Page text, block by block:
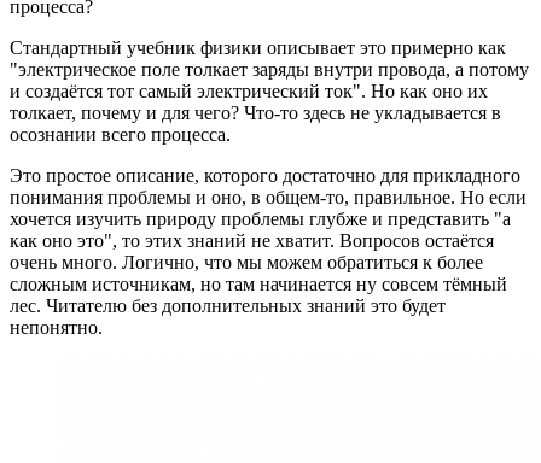
процесса?
Стандартный учебник физики описывает это примерно как
"электрическое поле толкает заряды внутри провода, а потому
и создаётся тот самый электрический ток". Но как оно их
толкает, почему и для чего? Что-то здесь не укладывается в
осознании всего процесса.
Это простое описание, которого достаточно для прикладного
понимания проблемы и оно, в общем-то, правильное. Но если
хочется изучить природу проблемы глубже и представить "а
как оно это", то этих знаний не хватит. Вопросов остаётся
очень много. Логично, что мы можем обратиться к более
сложным источникам, но там начинается ну совсем тёмный
лес. Читателю без дополнительных знаний это будет
непонятно.